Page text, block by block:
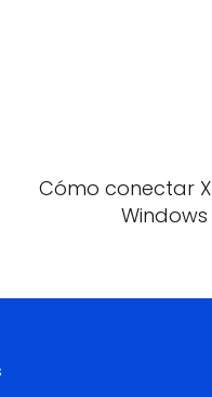
Cómo conectar
Windows